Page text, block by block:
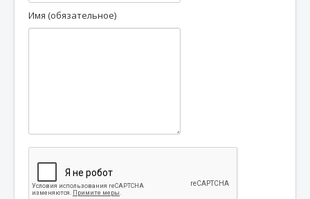
Имя (обязательное)